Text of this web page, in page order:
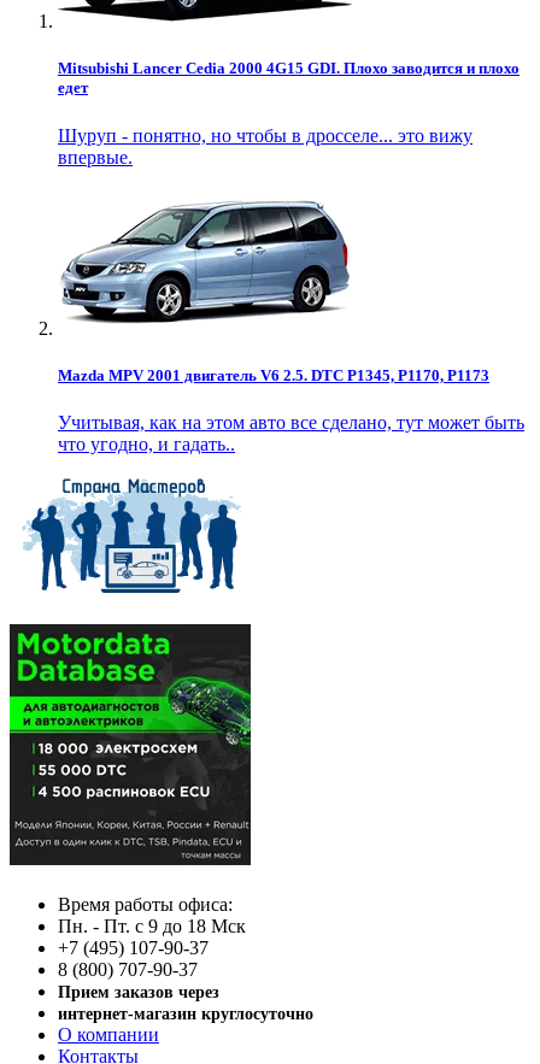
Mitsubishi Lancer Cedia 2000 4G15 GDI. Плохо заводится и плохо
едет
Шуруп - понятно, но чтобы в дросселе... это вижу
впервые.
Mazda MPV 2001 двигатель V6 2.5. DTC P1345, P1170, P1173
Учитывая, как на этом авто все сделано, тут может быть
что угодно, и гадать..
Время работы офиса:
Пн. - Пт. с 9 до 18 Мск
+7 (495) 107-90-37
8 (800) 707-90-37
Прием заказов через
интернет-магазин круглосуточно
О компании
Контакты